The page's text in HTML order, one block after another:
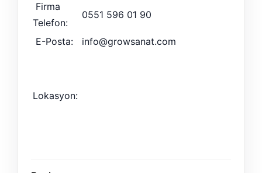
Firma
Telefon:
0551 596 01 90
E-Posta: info@growsanat.com
Lokasyon: